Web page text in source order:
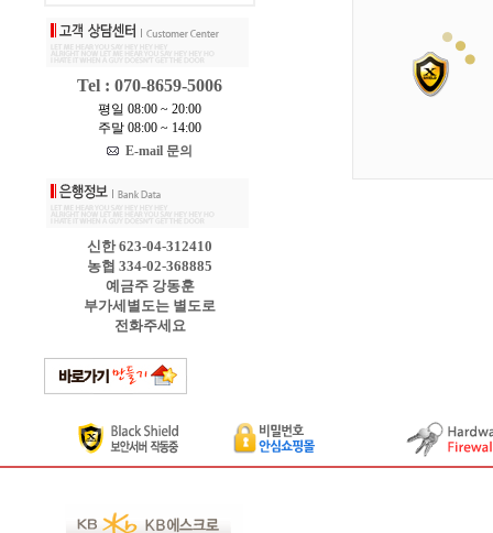
Tel : 070-8659-5006
평일 08:00 ~ 20:00
주말 08:00 ~ 14:00
E-mail 문의
신한 623-04-312410
농협 334-02-368885
예금주 강동훈
부가세별도는 별도로
전화주세요